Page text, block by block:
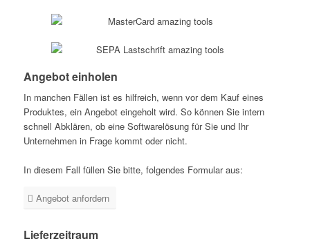
Angebot einholen
In manchen Fällen ist es hilfreich, wenn vor dem Kauf eines
Produktes, ein Angebot eingeholt wird. So können Sie intern
schnell Abklären, ob eine Softwarelösung für Sie und Ihr
Unternehmen in Frage kommt oder nicht.
In diesem Fall füllen Sie bitte, folgendes Formular aus:
Angebot anfordern
Lieferzeitraum